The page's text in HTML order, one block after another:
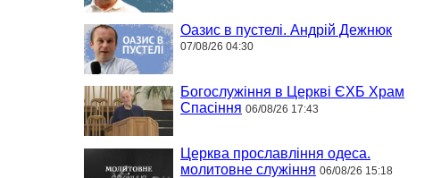
Оазис в пустелі. Андрій Дежнюк
07/08/26 04:30
Богослужіння в Церкві ЄХБ Храм
Спасіння 06/08/26 17:43
Церква прославління одеса.
молитовне служіння 06/08/26 15:18